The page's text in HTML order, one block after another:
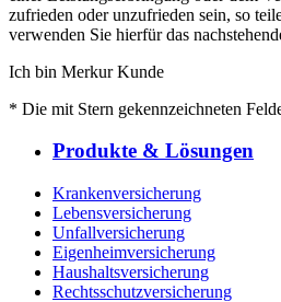
zufrieden oder unzufrieden sein, so
verwenden Sie hierfür das
Ich bin Merkur Kunde
* Die mit Stern gekennzeichneten
Produkte & Lösungen
Krankenversicherung
Lebensversicherung
Unfallversicherung
Eigenheimversicherung
Haushaltsversicherung
Rechtsschutzversicherung